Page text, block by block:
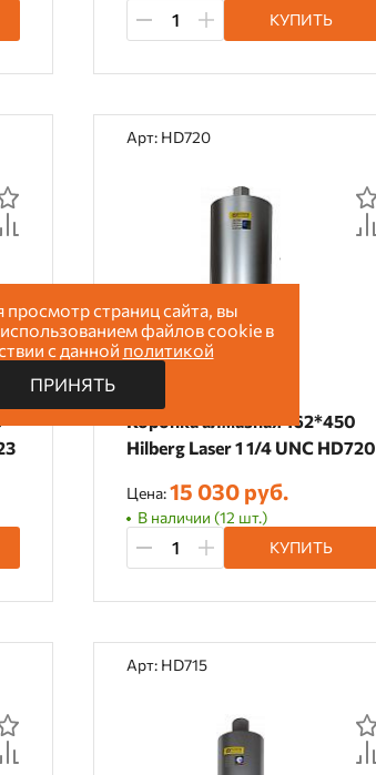
КУПИТЬ
Арт: HD720
Коронка алмазная 162*450
Hilberg Laser 1 1/4 UNC HD720
Цена:15 030 руб.
В наличии (12 шт.)
КУПИТЬ
Арт: HD715
страниц сайта, вы
файлов cookie в
с данной политикой
ПРИНЯТЬ